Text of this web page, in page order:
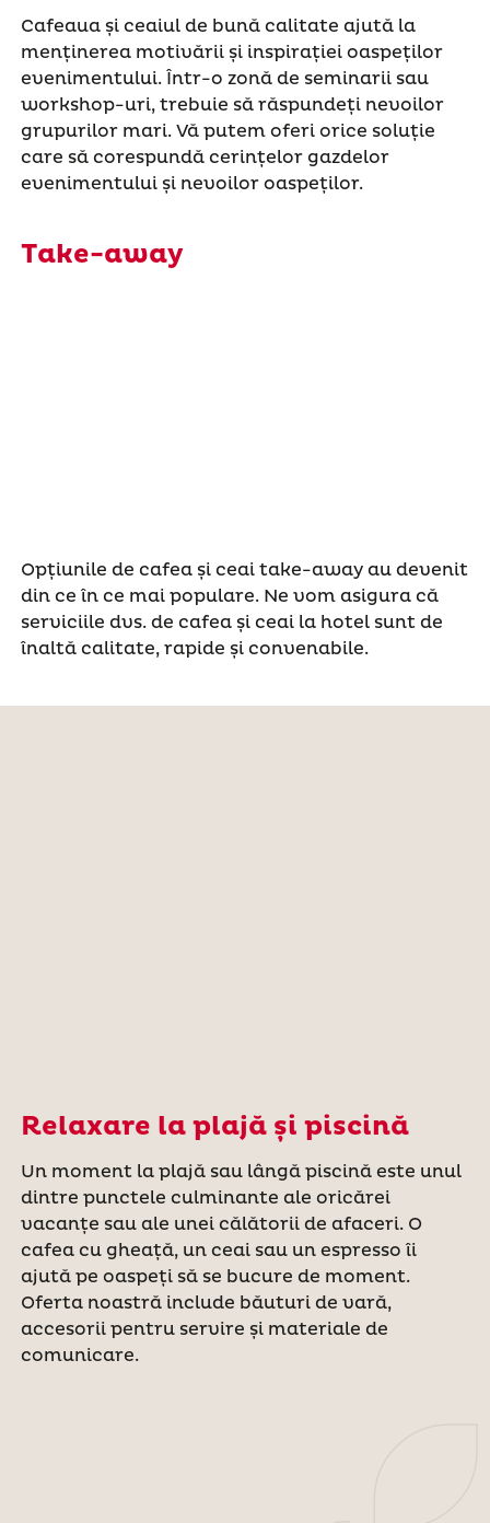
Cafeaua și ceaiul de bună calitate ajută la
menținerea motivării și inspirației oaspeților
evenimentului. Într-o zonă de seminarii sau
workshop-uri, trebuie să răspundeți nevoilor
grupurilor mari. Vă putem oferi orice soluție
care să corespundă cerințelor gazdelor
evenimentului și nevoilor oaspeților.
Take-away
Opțiunile de cafea și ceai take-away au devenit
din ce în ce mai populare. Ne vom asigura că
serviciile dvs. de cafea și ceai la hotel sunt de
înaltă calitate, rapide și convenabile.
Relaxare la plajă și piscină
Un moment la plajă sau lângă piscină este unul
dintre punctele culminante ale oricărei
vacanțe sau ale unei călătorii de afaceri. O
cafea cu gheață, un ceai sau un espresso îi
ajută pe oaspeți să se bucure de moment.
Oferta noastră include băuturi de vară,
accesorii pentru servire și materiale de
comunicare.